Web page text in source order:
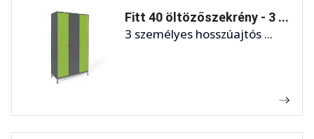
Fitt 40 öltözőszekrény - 3 ...
3 személyes hosszúajtós ...